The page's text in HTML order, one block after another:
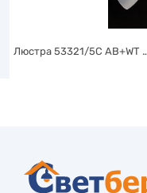
Люстра 53321/5C AB+WT …